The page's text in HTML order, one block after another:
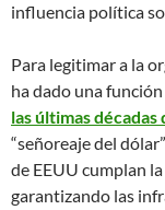
influencia política
Para legitimar a la
ha dado una función
las últimas
“señoreaje del
de EEUU cumplan
garantizando las